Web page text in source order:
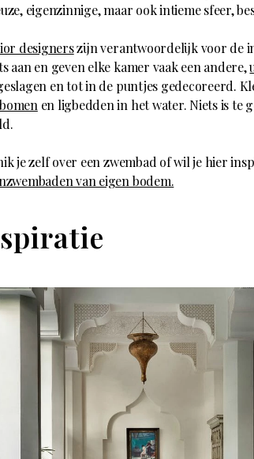
eigenzinnige, maar ook intieme sfeer,
designerszijn verantwoordelijk voor de
aan en geven elke kamer vaak een andere,
en tot in de puntjes gedecoreerd.
en ligbedden in het water. Niets is te
je zelf over een zwembad of wil je hier
van eigen bodem.